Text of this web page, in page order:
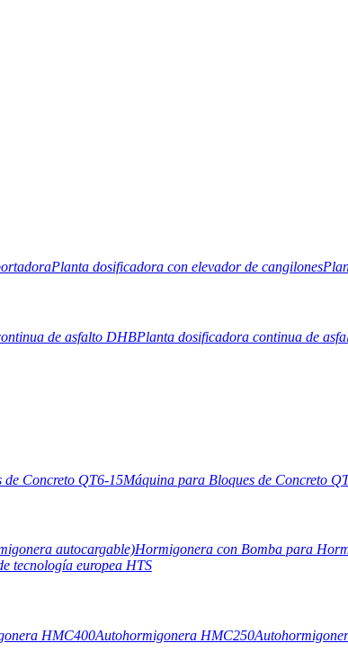
Planta dosificadora con elevador de cangilones
de asfalto DHBPlanta dosificadora continua de
Concreto QT6-15Máquina para Bloques de Concreto
autocargable)Hormigonera con Bomba para
tecnología europea HTS
HMC400Autohormigonera HMC250